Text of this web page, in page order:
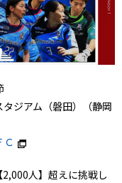
ジアム（磐田）（静岡
Ｃ
人】超えに挑戦し